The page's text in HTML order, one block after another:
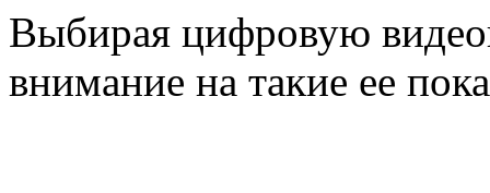
Выбирая цифровую
внимание на такие ее